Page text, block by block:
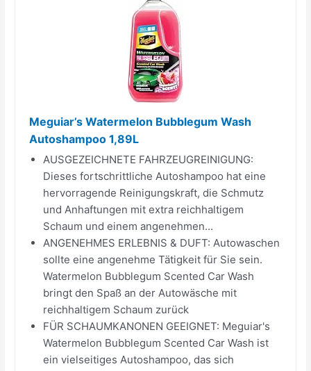
Meguiar’s Watermelon Bubblegum Wash
Autoshampoo 1,89L
AUSGEZEICHNETE FAHRZEUGREINIGUNG:
Dieses fortschrittliche Autoshampoo hat eine
hervorragende Reinigungskraft, die Schmutz
und Anhaftungen mit extra reichhaltigem
Schaum und einem angenehmen...
ANGENEHMES ERLEBNIS & DUFT: Autowaschen
sollte eine angenehme Tätigkeit für Sie sein.
Watermelon Bubblegum Scented Car Wash
bringt den Spaß an der Autowäsche mit
reichhaltigem Schaum zurück
FÜR SCHAUMKANONEN GEEIGNET: Meguiar's
Watermelon Bubblegum Scented Car Wash ist
ein vielseitiges Autoshampoo, das sich